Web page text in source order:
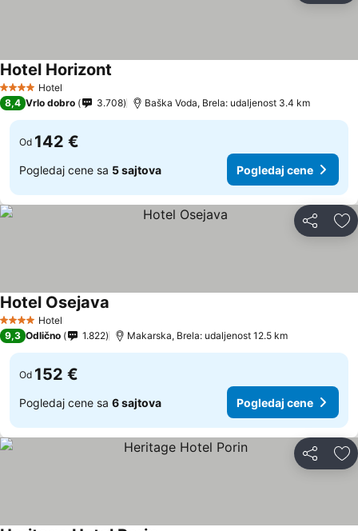
4 ZvezdiceHotel
Hotel Horizont
8,4 Vrlo dobro 3.708 Baška Voda, Brela: udaljenost 3.4 km
Od 142 €
Pogledaj cene sa 5 sajtova Pogledaj cene
Deli
4 ZvezdiceHotel
Hotel Osejava
9,3 Odlično 1.822 Makarska, Brela: udaljenost 12.5 km
Od 152 €
Pogledaj cene sa 6 sajtova Pogledaj cene
Deli